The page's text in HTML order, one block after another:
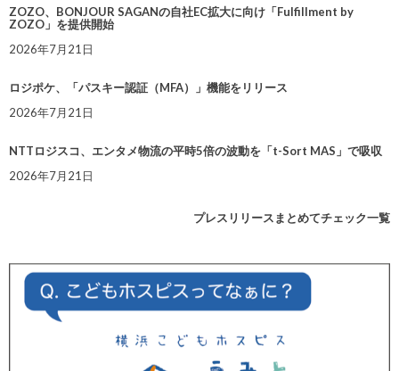
ZOZO、BONJOUR SAGANの自社EC拡大に向け「Fulfillment by
ZOZO」を提供開始
2026年7月21日
ロジポケ、「パスキー認証（MFA）」機能をリリース
2026年7月21日
NTTロジスコ、エンタメ物流の平時5倍の波動を「t-Sort MAS」で吸収
2026年7月21日
プレスリリースまとめてチェック一覧